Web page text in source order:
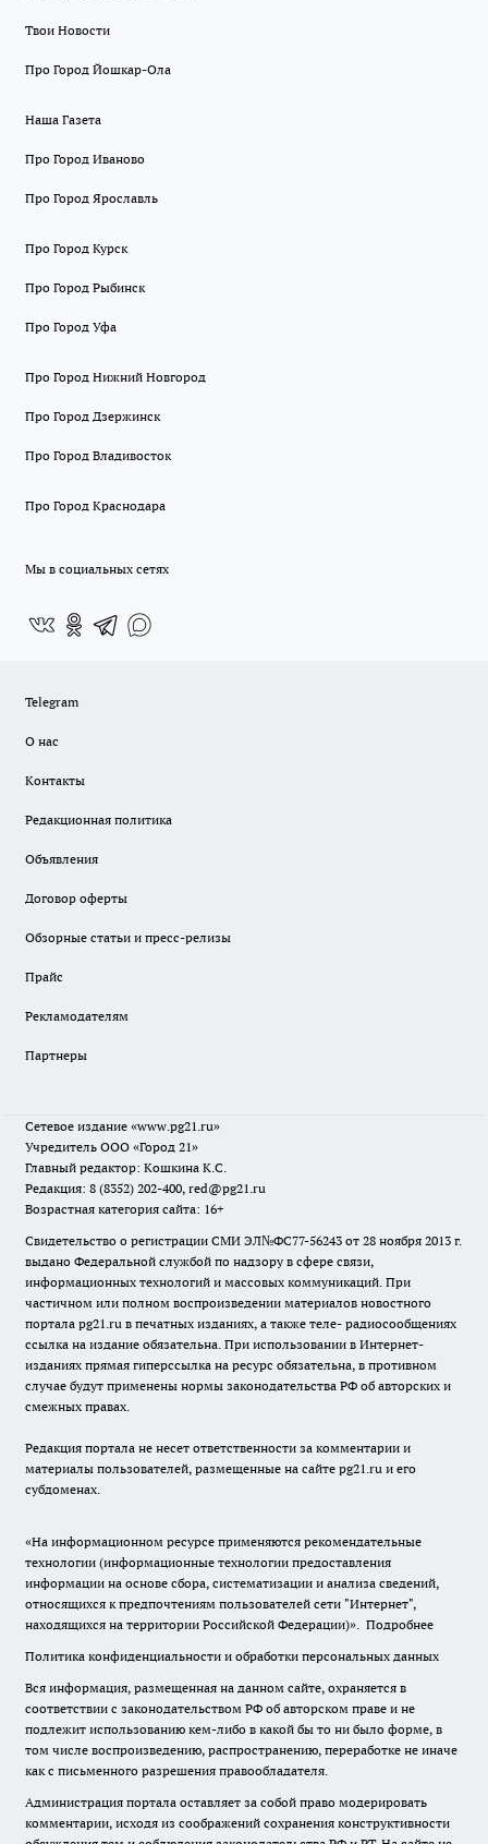
Твои Новости
Про Город Йошкар-Ола
Наша Газета
Про Город Иваново
Про Город Ярославль
Про Город Курск
Про Город Рыбинск
Про Город Уфа
Про Город Нижний Новгород
Про Город Дзержинск
Про Город Владивосток
Про Город Краснодара
Мы в социальных сетях
Telegram
О нас
Контакты
Редакционная политика
Объявления
Договор оферты
Обзорные статьи и пресс-релизы
Прайс
Рекламодателям
Партнеры
Сетевое издание «www.pg21.ru»
Учредитель ООО «Город 21»
Главный редактор: Кошкина К.С.
Редакция: 8 (8352) 202-400, red@pg21.ru
Возрастная категория сайта: 16+
Свидетельство о регистрации СМИ ЭЛ№ФС77-56243 от 28 ноября 2013 г.
выдано Федеральной службой по надзору в сфере связи,
информационных технологий и массовых коммуникаций. При
частичном или полном воспроизведении материалов новостного
портала pg21.ru в печатных изданиях, а также теле- радиосообщениях
ссылка на издание обязательна. При использовании в Интернет-
изданиях прямая гиперссылка на ресурс обязательна, в противном
случае будут применены нормы законодательства РФ об авторских и
смежных правах.
Редакция портала не несет ответственности за комментарии и
материалы пользователей, размещенные на сайте pg21.ru и его
субдоменах.
«На информационном ресурсе применяются рекомендательные
технологии (информационные технологии предоставления
информации на основе сбора, систематизации и анализа сведений,
относящихся к предпочтениям пользователей сети "Интернет",
находящихся на территории Российской Федерации)». Подробнее
Политика конфиденциальности и обработки персональных данных
Вся информация, размещенная на данном сайте, охраняется в
соответствии с законодательством РФ об авторском праве и не
подлежит использованию кем-либо в какой бы то ни было форме, в
том числе воспроизведению, распространению, переработке не иначе
как с письменного разрешения правообладателя.
Администрация портала оставляет за собой право модерировать
комментарии, исходя из соображений сохранения конструктивности